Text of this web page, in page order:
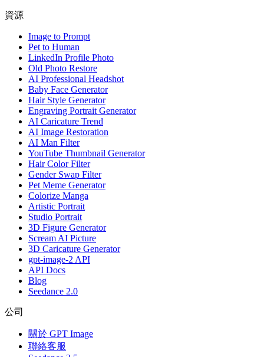
資源
Image to Prompt
Pet to Human
LinkedIn Profile Photo
Old Photo Restore
AI Professional Headshot
Baby Face Generator
Hair Style Generator
Engraving Portrait Generator
AI Caricature Trend
AI Image Restoration
AI Man Filter
YouTube Thumbnail Generator
Hair Color Filter
Gender Swap Filter
Pet Meme Generator
Colorize Manga
Artistic Portrait
Studio Portrait
3D Figure Generator
Scream AI Picture
3D Caricature Generator
gpt-image-2 API
API Docs
Blog
Seedance 2.0
公司
關於 GPT Image
聯絡客服